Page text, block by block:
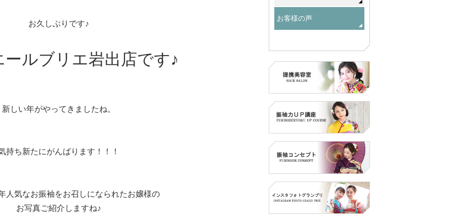
お久しぶりです♪
ールブリエ岩出店です♪
新しい年がやってきましたね。
持ち新たにがんばります！！！
人気なお振袖をお召しになられたお嬢様の
お写真ご紹介しますね♪
お客様の声